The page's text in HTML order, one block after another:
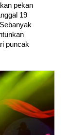
pekan
19
puncak